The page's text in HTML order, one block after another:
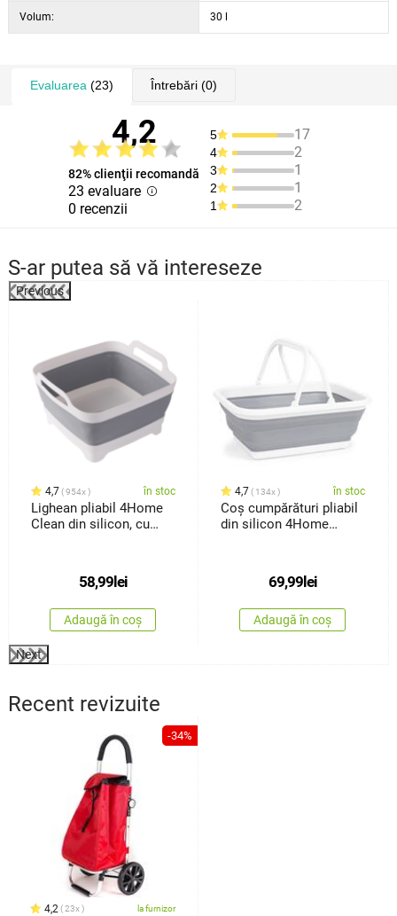
Volum: 30 l
Evaluarea (23) Întrebări(0)
4,2
82% clienţii recomandă
23 evaluare
0 recenzii
5 17
4 2
3 1
2 1
1 2
S-ar putea să vă intereseze
Previous
4,7 954x în stoc
Lighean pliabil 4Home
Clean din silicon, cu
58,99lei
Adaugă în coș
4,7 134x în stoc
Coș cumpărături pliabil
din silicon 4Home
69,99lei
Adaugă în coș
Next
Recent revizuite
-34%
4,2 23x la furnizor